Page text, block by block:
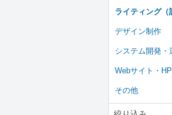
ライティング（
デザイン制作
システム開発・
Webサイト・
その他